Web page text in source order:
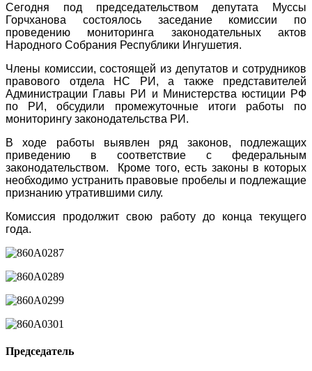
Сегодня под председательством депутата Муссы
Горчханова состоялось заседание комиссии по
проведению мониторинга законодательных актов
Народного Собрания Республики Ингушетия.
Члены комиссии, состоящей из депутатов и сотрудников
правового отдела НС РИ, а также представителей
Администрации Главы РИ и Министерства юстиции РФ
по РИ, обсудили промежуточные итоги работы по
мониторингу законодательства РИ.
В ходе работы выявлен ряд законов, подлежащих
приведению в соответствие с федеральным
законодательством. Кроме того, есть законы в которых
необходимо устранить правовые пробелы и подлежащие
признанию утратившими силу.
Комиссия продолжит свою работу до конца текущего
года.
Председатель